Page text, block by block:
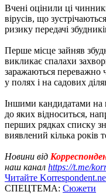
Вчені оцінили ці
вірусів, що
ризику передачі
Перше місце зайняв
викликає спалахи
заражаються переважно
у полях і на садових
Іншими кандидатами на
до яких відноситься,
перших рядках списку
виявлений кілька років
Новини від
наш канал https://t.me/
Читайте
СПЕЦТЕМА: Сюжети